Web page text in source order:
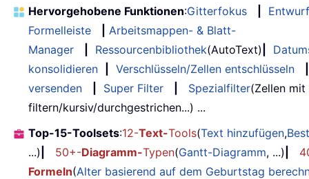
Hervorgehobene Funktionen:Gitterfokus
Entwurf
Formelleiste
Arbeitsmappen- & Blatt-
Manager
Ressourcenbibliothek(AutoText)
konsolidieren
Verschlüsseln/Zellen entschlüsseln
versenden
Super Filter Spezialfilter(Zellen
filtern/kursiv/durchgestrichen...) ...
Top-15-Toolsets:12-Text-Tools(Text hinzufügen,
...)
50+-Diagramm-Typen(Gantt-Diagramm, ...)
Formeln(Alter basierend auf dem Geburtstag